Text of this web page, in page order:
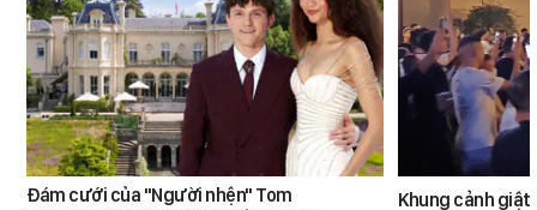
Đám cưới của "Người nhện" Tom
Khung cảnh